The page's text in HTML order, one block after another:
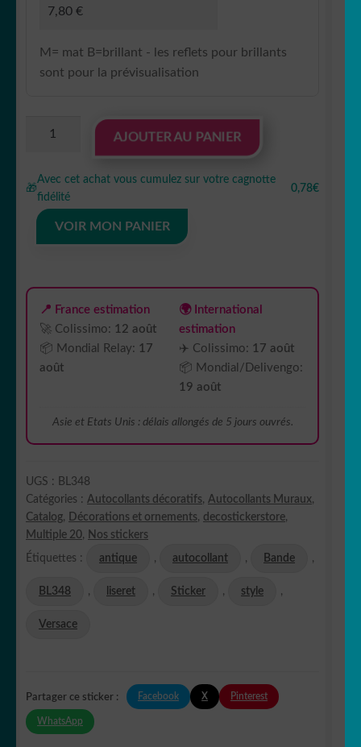
M= mat B=brillant - les reflets pour brillants
sont pour la prévisualisation
Autocollant
versace
bande
antique
BL348
AJOUTER AU PANIER
🎁
Avec cet achat vous cumulez sur votre cagnotte
fidélité
0,78€
VOIR MON PANIER
📍 France estimation
🚀 Colissimo: 12 août
📦 Mondial Relay: 17
août
🌍 International
estimation
✈️ Colissimo: 17 août
📦 Mondial/Delivengo:
19 août
Asie et Etats Unis : délais allongés de 5 jours ouvrés.
UGS :
BL348
Catégories : Autocollants décoratifs, Autocollants Muraux,
Catalog, Décorations et ornements, decostickerstore,
Multiple 20, Nos stickers
Étiquettes : antique , autocollant , Bande ,
BL348 , liseret , Sticker , style ,
Versace
Partager ce sticker : Facebook X Pinterest
WhatsApp